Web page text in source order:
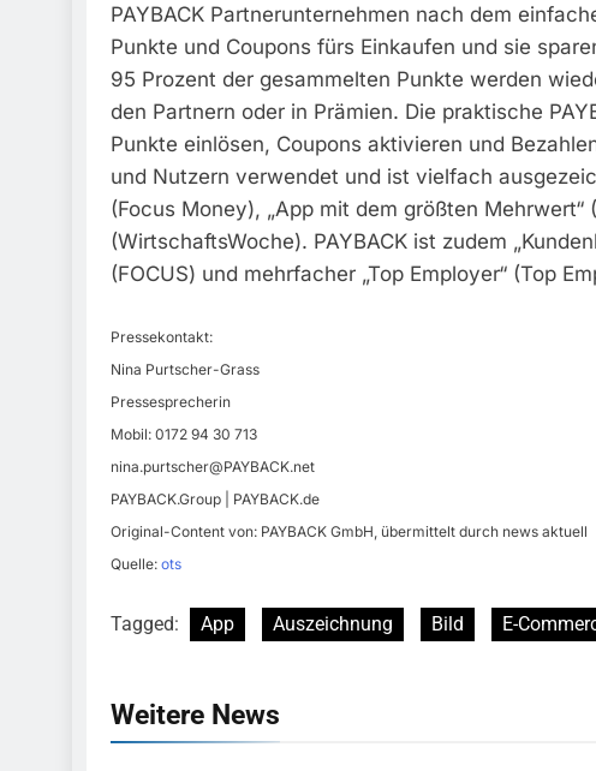
PAYBACK Partnerunternehmen nach dem
Punkte und Coupons fürs Einkaufen und sie
95 Prozent der gesammelten Punkte werden
den Partnern oder in Prämien. Die praktische
Punkte einlösen, Coupons aktivieren und
und Nutzern verwendet und ist vielfach
(Focus Money), „App mit dem größten Mehrwert“
(WirtschaftsWoche). PAYBACK ist zudem
(FOCUS) und mehrfacher „Top Employer“ (Top
Pressekontakt:
Nina Purtscher-Grass
Pressesprecherin
Mobil: 0172 94 30 713
nina.purtscher@PAYBACK.net
PAYBACK.Group | PAYBACK.de
Original-Content von: PAYBACK GmbH, übermittelt durch news aktuell
Quelle: ots
Tagged: App Auszeichnung Bild E-
Weitere News